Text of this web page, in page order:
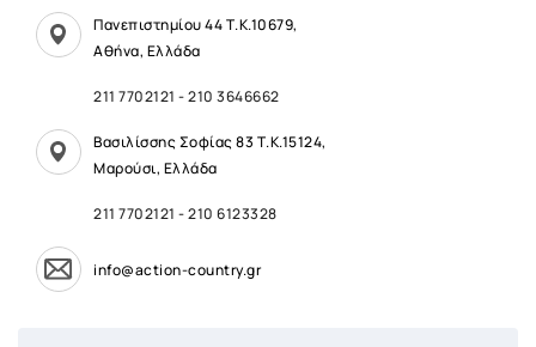
Πανεπιστημίου 44 Τ.Κ.10679,
Αθήνα, Ελλάδα
211 7702121 -210 3646662
Βασιλίσσης Σοφίας 83 Τ.Κ.15124,
Μαρούσι, Ελλάδα
211 7702121 -210 6123328
info@action-country.gr